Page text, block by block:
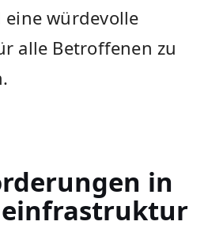
würdevolle
alle Betroffenen zu
in